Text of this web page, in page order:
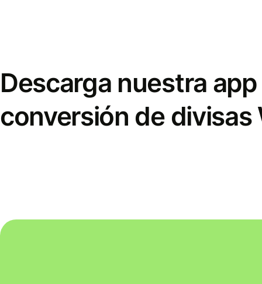
Descarga nuestra
conversión de divisas